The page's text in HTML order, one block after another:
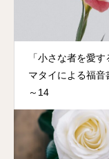
「小さな者を愛
マタイによる福音
～14